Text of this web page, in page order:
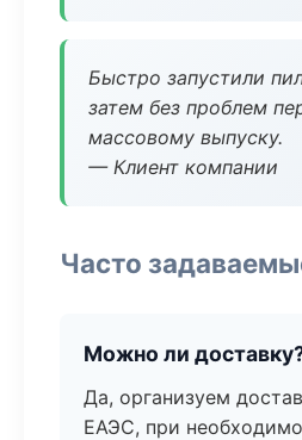
Быстро запустили
затем без проблем
массовому выпуску.
— Клиент компании
Часто
Можно ли
Да, организуем
ЕАЭС, при